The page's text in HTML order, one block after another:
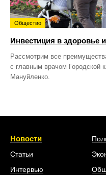
Общество
Инвестиция в здоровье
Рассмотрим все
с главным врачом Городской
Мануйленко.
Новости
Статьи
Интервью